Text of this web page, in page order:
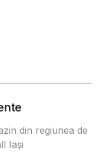
din regiunea de
Iași